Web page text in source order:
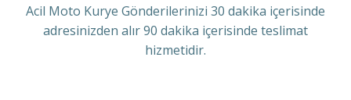
Acil Moto Kurye Gönderilerinizi 30 dakika içerisinde
adresinizden alır 90 dakika içerisinde teslimat
hizmetidir.